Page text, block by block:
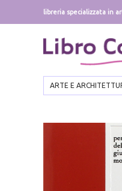
libreria specializzata in
ARTE E